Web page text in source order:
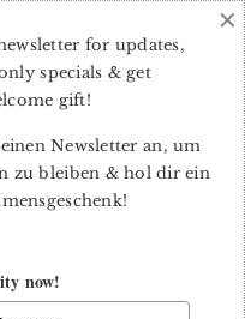
for updates,
specials & get
gift!
Newsletter an, um
zu bleiben & hol dir ein
now!
×